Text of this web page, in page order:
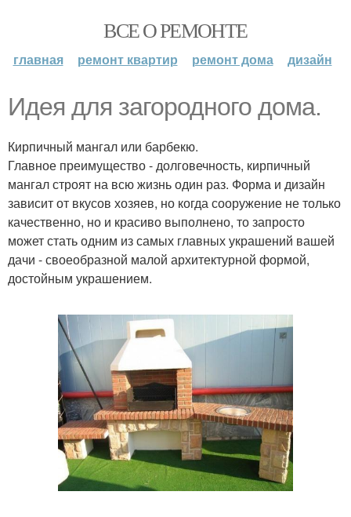
ВСЕ О РЕМОНТЕ
главная ремонт квартир ремонт дома дизайн
Идея для загородного дома.
Кирпичный мангал или барбекю.
Главное преимущество - долговечность, кирпичный
мангал строят на всю жизнь один раз. Форма и дизайн
зависит от вкусов хозяев, но когда сооружение не только
качественно, но и красиво выполнено, то запросто
может стать одним из самых главных украшений вашей
дачи - своеобразной малой архитектурной формой,
достойным украшением.